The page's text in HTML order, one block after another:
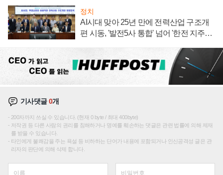
정치
AI시대 맞아 25년 만에 전력산업 구조개
편 시동, '발전5사 통합' 넘어 '한전 지주사'
기사댓글0개
200자까지 쓰실 수 있습니다. (현재 0 byte / 최대 400byte)
저작권 등 다른 사람의 권리를 침해하거나 명예를 훼손하는 댓글은 관련 법률에 의해 제재
를 받을 수 있습니다.
타인에게 불쾌감을 주는 욕설 등 비하하는 단어가 내용에 포함되거나 인신공격성 글은 관
리자의 판단에 의해 삭제 합니다.